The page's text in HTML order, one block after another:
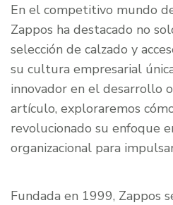
En el competitivo mundo
Zappos ha destacado no
selección de calzado y
su cultura empresarial
innovador en el desarrollo
artículo, exploraremos
revolucionado su enfoque
organizacional para
Fundada en 1999, Zappos